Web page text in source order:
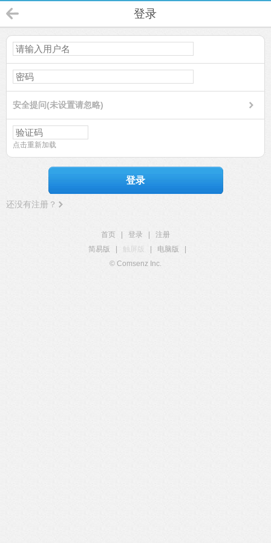
登录
安全提问(未设置请忽略)
点击重新加载
登录
还没有注册？
首页 登录
注册
简易版
触屏版 电脑版
© Comsenz Inc.